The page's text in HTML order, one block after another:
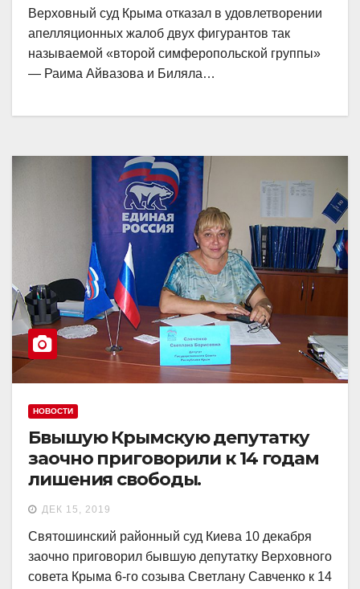
Верховный суд Крыма отказал в удовлетворении
апелляционных жалоб двух фигурантов так
называемой «второй симферопольской группы»
— Раима Айвазова и Биляла…
НОВОСТИ
Бвышую Крымскую депутатку
заочно приговорили к 14 годам
лишения свободы.
ДЕК 15, 2019
Святошинский районный суд Киева 10 декабря
заочно приговорил бывшую депутатку Верховного
совета Крыма 6-го созыва Светлану Савченко к 14